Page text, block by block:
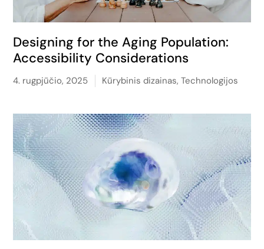
Designing for the Aging Population:
Accessibility Considerations
4. rugpjūčio, 2025 Kūrybinis dizainas,Technologijos